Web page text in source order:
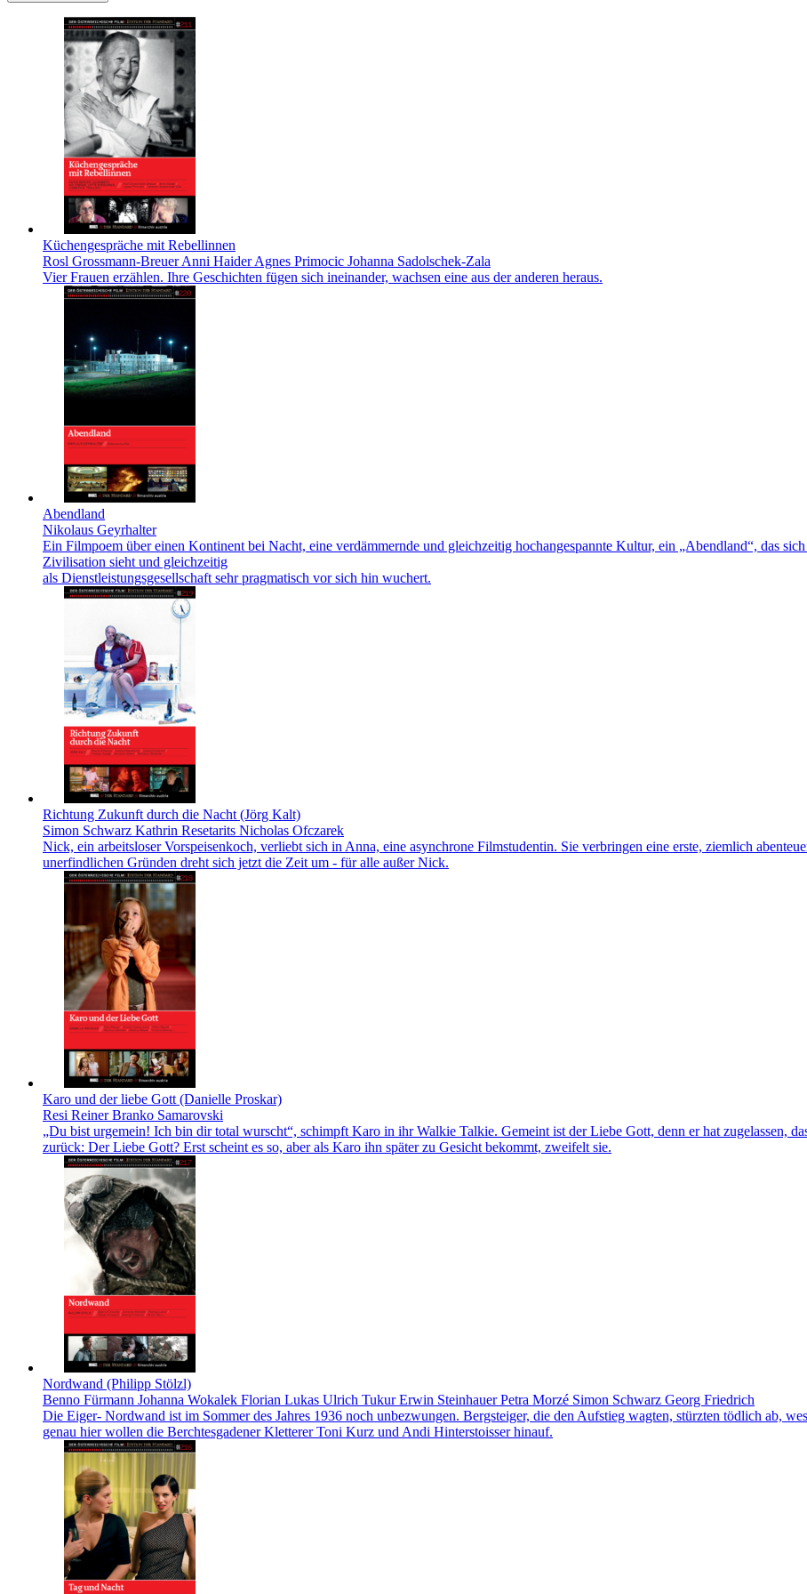
Küchengespräche mit Rebellinnen
Rosl Grossmann-Breuer Anni Haider Agnes Primocic Johanna Sadolschek-Zala
Vier Frauen erzählen. Ihre Geschichten fügen sich ineinander, wachsen eine aus der anderen heraus.
Abendland
Nikolaus Geyrhalter
Ein Filmpoem über einen Kontinent bei Nacht, eine verdämmernde und gleichzeitig hochangespannte Kultur, ein „Abendland“, das
Zivilisation sieht und gleichzeitig
als Dienstleistungsgesellschaft sehr pragmatisch vor sich hin wuchert.
Richtung Zukunft durch die Nacht (Jörg Kalt)
Simon Schwarz Kathrin Resetarits Nicholas Ofczarek
Nick, ein arbeitsloser Vorspeisenkoch, verliebt sich in Anna, eine asynchrone Filmstudentin. Sie verbringen eine erste, ziemlich
unerfindlichen Gründen dreht sich jetzt die Zeit um - für alle außer Nick.
Karo und der liebe Gott (Danielle Proskar)
Resi Reiner Branko Samarovski
„Du bist urgemein! Ich bin dir total wurscht“, schimpft Karo in ihr Walkie Talkie. Gemeint ist der Liebe Gott, denn er hat zugelassen,
zurück: Der Liebe Gott? Erst scheint es so, aber als Karo ihn später zu Gesicht bekommt, zweifelt sie.
Nordwand (Philipp Stölzl)
Benno Fürmann Johanna Wokalek Florian Lukas Ulrich Tukur Erwin Steinhauer Petra Morzé Simon Schwarz Georg Friedrich
Die Eiger- Nordwand ist im Sommer des Jahres 1936 noch unbezwungen. Bergsteiger, die den Aufstieg wagten, stürzten tödlich ab,
genau hier wollen die Berchtesgadener Kletterer Toni Kurz und Andi Hinterstoisser hinauf.